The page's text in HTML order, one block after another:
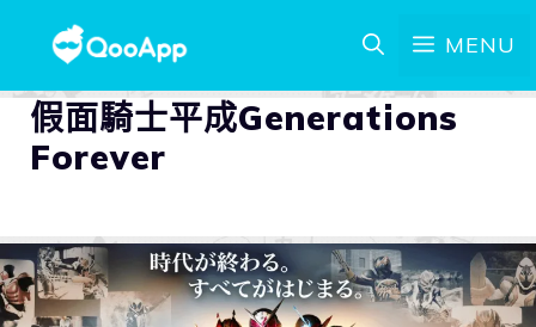
MENU
假面騎士平成Generations
Forever